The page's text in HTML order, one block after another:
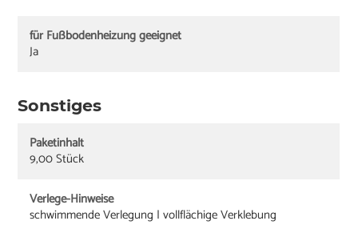
für Fußbodenheizung geeignet
Ja
Sonstiges
Paketinhalt
9,00 Stück
Verlege-Hinweise
schwimmende Verlegung | vollflächige Verklebung